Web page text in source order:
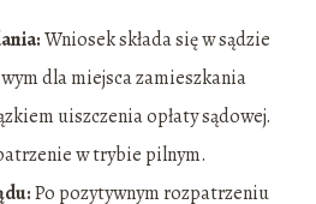
Wniosek składa się w sądzie
dla miejsca zamieszkania
uiszczenia opłaty sądowej.
w trybie pilnym.
Po pozytywnym rozpatrzeniu